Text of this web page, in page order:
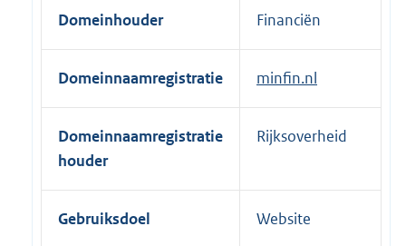
r
l
i
n
Domeinhouder Financiën
Domeinnaamregistratie minfin.nl
Domeinnaamregistratie
houder
Rijksoverheid
Gebruiksdoel Website